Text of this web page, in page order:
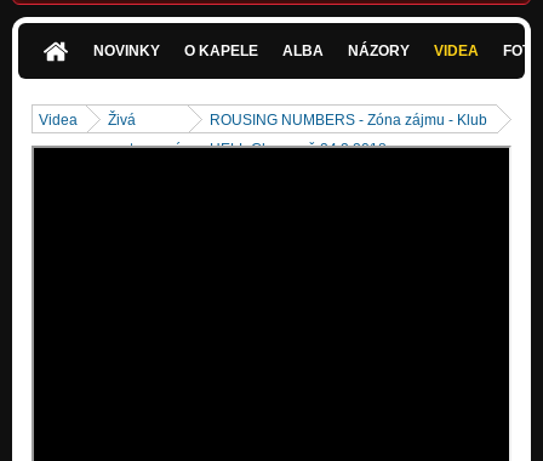
NOVINKY O KAPELE ALBA NÁZORY VIDEA
Videa
Živá
vystoupení
ROUSING NUMBERS - Zóna zájmu - Klub
HELL Chropyně 24.2.2018